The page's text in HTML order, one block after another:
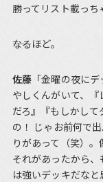
勝ってリスト載っち
――なるほど。
佐藤 「金曜の夜に
やしくんがいて、
だろ』『もしかし
の！ じゃお前何で
りがあって（笑）。
それがあったから
は強いデッキだな